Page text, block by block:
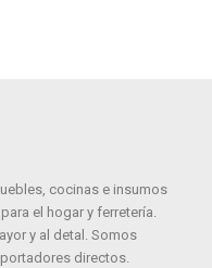
cocinas e insumos
el hogar y ferretería.
y al detal. Somos
directos.